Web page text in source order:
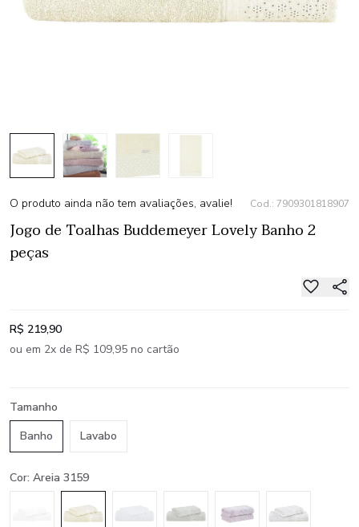
O produto ainda não tem avaliações, avalie! Cod.: 7909301818907
Jogo de Toalhas Buddemeyer Lovely Banho 2
peças
R$ 219,90
ou em 2x de R$ 109,95 no cartão
Tamanho
Banho
Lavabo
Cor: Areia 3159